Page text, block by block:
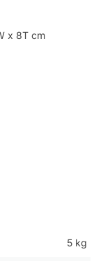
x 8T cm
5 kg